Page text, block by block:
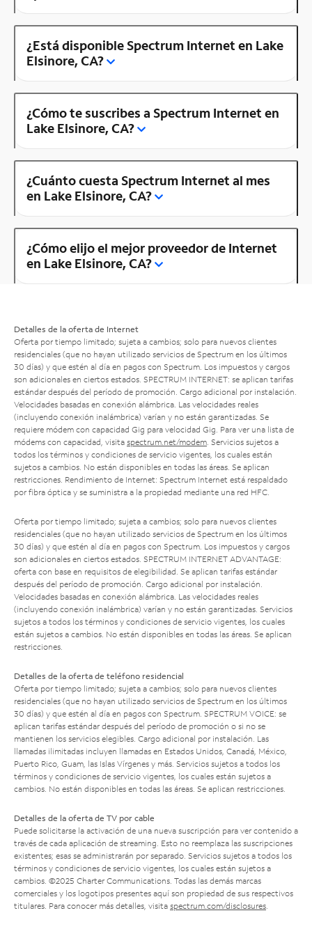
¿Está disponible Spectrum Internet en Lake
Elsinore, CA?
¿Cómo te suscribes a Spectrum Internet en
Lake Elsinore, CA?
¿Cuánto cuesta Spectrum Internet al mes
en Lake Elsinore, CA?
¿Cómo elijo el mejor proveedor de Internet
en Lake Elsinore, CA?
Detalles de la oferta de Internet
Oferta por tiempo limitado; sujeta a cambios; solo para nuevos clientes
residenciales (que no hayan utilizado servicios de Spectrum en los últimos
30 días) y que estén al día en pagos con Spectrum. Los impuestos y cargos
son adicionales en ciertos estados. SPECTRUM INTERNET: se aplican tarifas
estándar después del período de promoción. Cargo adicional por instalación.
Velocidades basadas en conexión alámbrica. Las velocidades reales
(incluyendo conexión inalámbrica) varían y no están garantizadas. Se
requiere módem con capacidad Gig para velocidad Gig. Para ver una lista de
módems con capacidad, visita spectrum.net/modem . Servicios sujetos a
todos los términos y condiciones de servicio vigentes, los cuales están
sujetos a cambios. No están disponibles en todas las áreas. Se aplican
restricciones. Rendimiento de Internet: Spectrum Internet está respaldado
por fibra óptica y se suministra a la propiedad mediante una red HFC.
Oferta por tiempo limitado; sujeta a cambios; solo para nuevos clientes
residenciales (que no hayan utilizado servicios de Spectrum en los últimos
30 días) y que estén al día en pagos con Spectrum. Los impuestos y cargos
son adicionales en ciertos estados. SPECTRUM INTERNET ADVANTAGE:
oferta con base en requisitos de elegibilidad. Se aplican tarifas estándar
después del período de promoción. Cargo adicional por instalación.
Velocidades basadas en conexión alámbrica. Las velocidades reales
(incluyendo conexión inalámbrica) varían y no están garantizadas. Servicios
sujetos a todos los términos y condiciones de servicio vigentes, los cuales
están sujetos a cambios. No están disponibles en todas las áreas. Se aplican
restricciones.
Detalles de la oferta de teléfono residencial
Oferta por tiempo limitado; sujeta a cambios; solo para nuevos clientes
residenciales (que no hayan utilizado servicios de Spectrum en los últimos
30 días) y que estén al día en pagos con Spectrum. SPECTRUM VOICE: se
aplican tarifas estándar después del período de promoción o si no se
mantienen los servicios elegibles. Cargo adicional por instalación. Las
llamadas ilimitadas incluyen llamadas en Estados Unidos, Canadá, México,
Puerto Rico, Guam, las Islas Vírgenes y más. Servicios sujetos a todos los
términos y condiciones de servicio vigentes, los cuales están sujetos a
cambios. No están disponibles en todas las áreas. Se aplican restricciones.
Detalles de la oferta de TV por cable
Puede solicitarse la activación de una nueva suscripción para ver contenido a
través de cada aplicación de streaming. Esto no reemplaza las suscripciones
existentes; esas se administrarán por separado. Servicios sujetos a todos los
términos y condiciones de servicio vigentes, los cuales están sujetos a
cambios. ©2025 Charter Communications. Todas las demás marcas
comerciales y los logotipos presentes aquí son propiedad de sus respectivos
titulares. Para conocer más detalles, visita spectrum.com/disclosures